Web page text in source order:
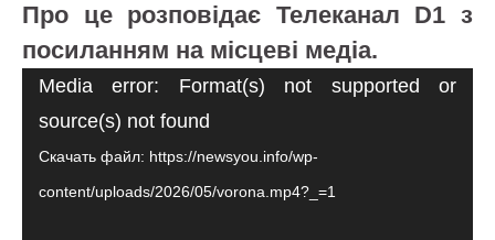
Про це розповідає Телеканал D1 з
посиланням на місцеві медіа.
Видеоплеер
Media error: Format(s) not supported or
source(s) not found
Скачать файл: https://newsyou.info/wp-
content/uploads/2026/05/vorona.mp4?_=1